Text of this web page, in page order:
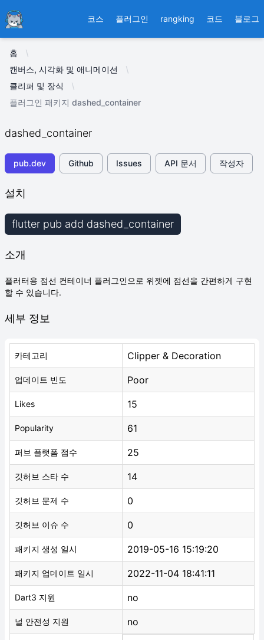
Ducafecat 코스 플러그인 rangking 코드 블로그
홈
캔버스, 시각화 및 애니메이션
클리퍼 및 장식
플러그인 패키지 dashed_container
dashed_container
pub.dev Github Issues API 문서 작성자
설치
flutter pub add dashed_container
소개
플러터용 점선 컨테이너 플러그인으로 위젯에 점선을 간편하게 구현
할 수 있습니다.
세부 정보
카테고리 Clipper & Decoration
업데이트 빈도 Poor
Likes 15
Popularity 61
퍼브 플랫폼 점수 25
깃허브 스타 수 14
깃허브 문제 수 0
깃허브 이슈 수 0
패키지 생성 일시 2019-05-16 15:19:20
패키지 업데이트 일시 2022-11-04 18:41:11
Dart3 지원 no
널 안전성 지원 no